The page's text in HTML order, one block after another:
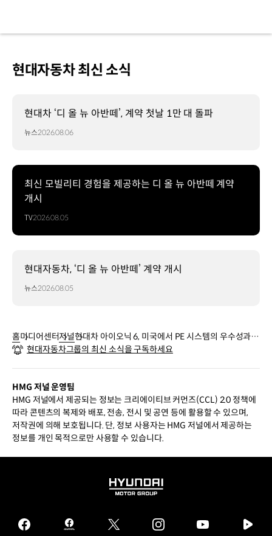
현대자동차 최신 소식
현대차 ‘디 올 뉴 아반떼’, 계약 첫날 1만 대 돌파
뉴스2026.08.06
최신 모빌리티 경험을 제공하는 디 올 뉴 아반떼 계약
개시
TV2026.08.05
현대자동차, ‘디 올 뉴 아반떼’ 계약 개시
뉴스2026.08.05
홈미디어센터저널현대차 아이오닉 6, 미국에서 PE 시스템의 우수성과
뛰어난 안전성을 입증하다
현대자동차그룹의 최신 소식을 구독하세요
HMG 저널 운영팀
HMG 저널에서 제공되는 정보는 크리에이티브 커먼즈(CCL) 2.0 정책에
따라 콘텐츠의 복제와 배포, 전송, 전시 및 공연 등에 활용할 수 있으며,
저작권에 의해 보호됩니다. 단, 정보 사용자는 HMG 저널에서 제공하는
정보를 개인 목적으로만 사용할 수 있습니다.
HYUNDAI
GROUP
facebook
hmg twitter instagram